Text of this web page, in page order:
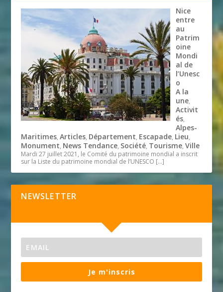
Nice
entre
au
Patrim
oine
Mondi
al de
l’Unesc
o
A la
une,
Activit
és,
Alpes-
Maritimes,Articles, Département, Escapade, Lieu,
Monument, News Tendance, Société, Tourisme,Ville
Mardi 27 juillet 2021, le Comité du patrimoine mondial a inscrit
sur la Liste du patrimoine mondial de l’UNESCO […]
NEWSLETTER
Je m'inscris